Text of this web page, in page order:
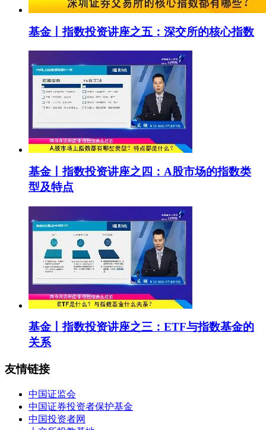
基金丨指数投资讲座之五：深交所的核心指数
基金丨指数投资讲座之四：A股市场的指数类
型及特点
基金丨指数投资讲座之三：ETF与指数基金的
关系
友情链接
中国证监会
中国证券投资者保护基金
中国投资者网